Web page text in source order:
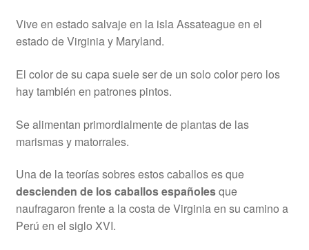
Vive en estado salvaje en la isla Assateague en el
estado de Virginia y Maryland.
El color de su capa suele ser de un solo color pero los
hay también en patrones pintos.
Se alimentan primordialmente de plantas de las
marismas y matorrales.
Una de la teorías sobres estos caballos es que
descienden de los caballos españolesque
naufragaron frente a la costa de Virginia en su camino a
Perú en el siglo XVI.